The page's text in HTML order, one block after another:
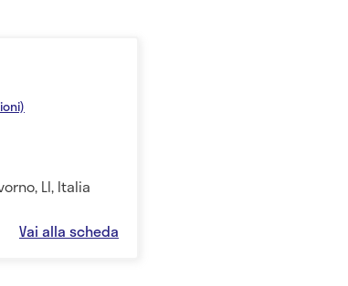
LI, Italia
Vai alla scheda